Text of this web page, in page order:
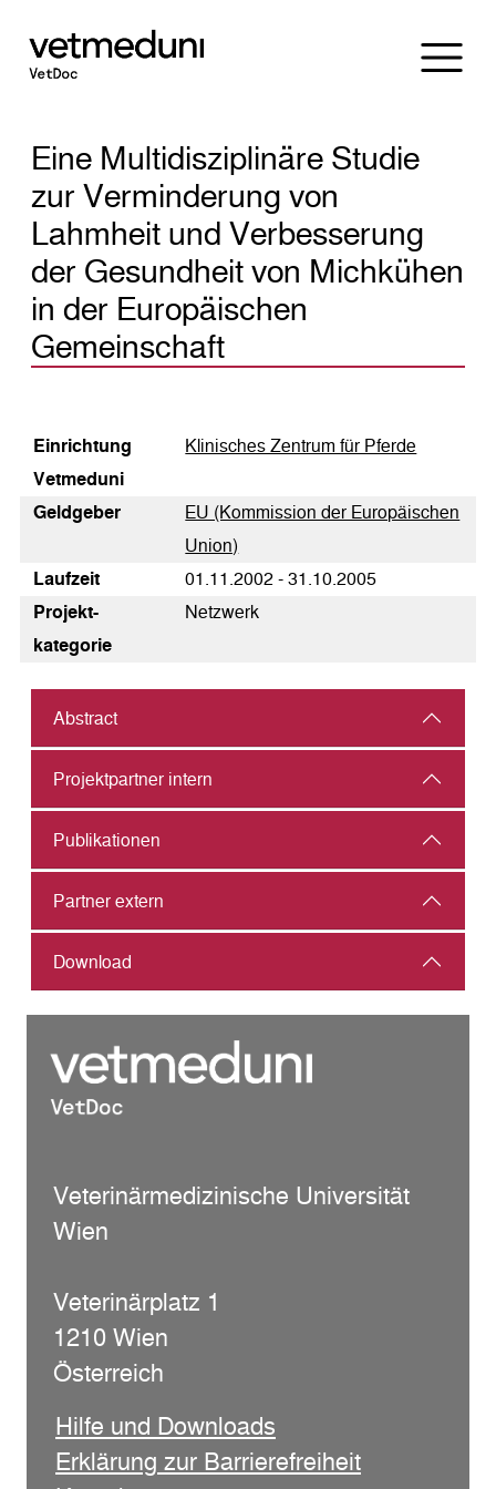
Eine Multidisziplinäre Studie
zur Verminderung von
Lahmheit und Verbesserung
der Gesundheit von Michkühen
in der Europäischen
Gemeinschaft
Einrichtung
Vetmeduni
Klinisches Zentrum für Pferde
Geldgeber
EU (Kommission der Europäischen
Union)
Laufzeit
01.11.2002 - 31.10.2005
Pro­jekt­
kategorie
Netzwerk
Abstract
Projektpartner intern
Publikationen
Partner extern
Download
Veterinärmedizinische Universität
Wien
Veterinärplatz 1
1210 Wien
Österreich
Hilfe und Downloads
Erklärung zur Barrierefreiheit